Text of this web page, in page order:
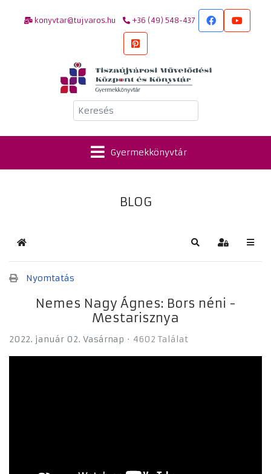
konyvtar@tujvaros.hu +36 (49) 548-437
Keresés
Gyermekkönyvtár
BLOG
Kezdőlap Keresés
Nyomtatás
Nemes Nagy Ágnes: Bors néni -
Mestarisznya
2022. január 02. Vasárnap 4602 Találat